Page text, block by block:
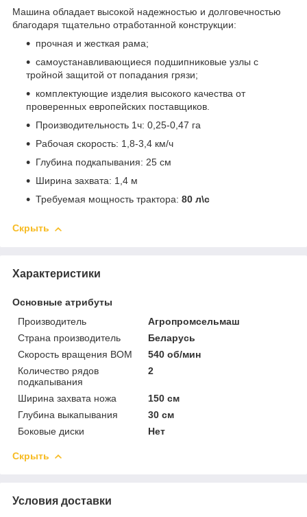
Машина обладает высокой надежностью и долговечностью
благодаря тщательно отработанной конструкции:
прочная и жесткая рама;
самоустанавливающиеся подшипниковые узлы с
тройной защитой от попадания грязи;
комплектующие изделия высокого качества от
проверенных европейских поставщиков.
Производительность 1ч: 0,25-0,47 га
Рабочая скорость: 1,8-3,4 км/ч
Глубина подкапывания: 25 см
Ширина захвата: 1,4 м
Требуемая мощность трактора: 80 л\с
Скрыть
Характеристики
Основные атрибуты
Производитель
Агропромсельмаш
Страна производитель
Беларусь
Скорость вращения ВОМ
540 об/мин
Количество рядов
подкапывания
2
Ширина захвата ножа
150 см
Глубина выкапывания
30 см
Боковые диски
Нет
Скрыть
Условия доставки